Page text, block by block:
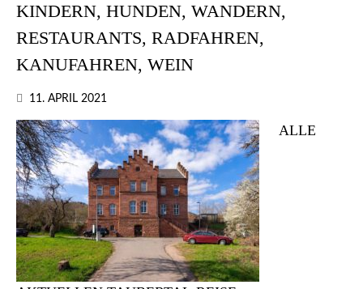
KINDERN, HUNDEN, WANDERN,
RESTAURANTS, RADFAHREN,
KANUFAHREN, WEIN
11. APRIL 2021
ALLE